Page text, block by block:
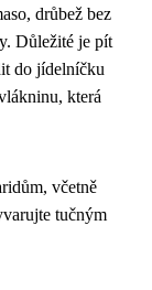
drůbež bez
Důležité je pít
do jídelníčku
která
včetně
tučným